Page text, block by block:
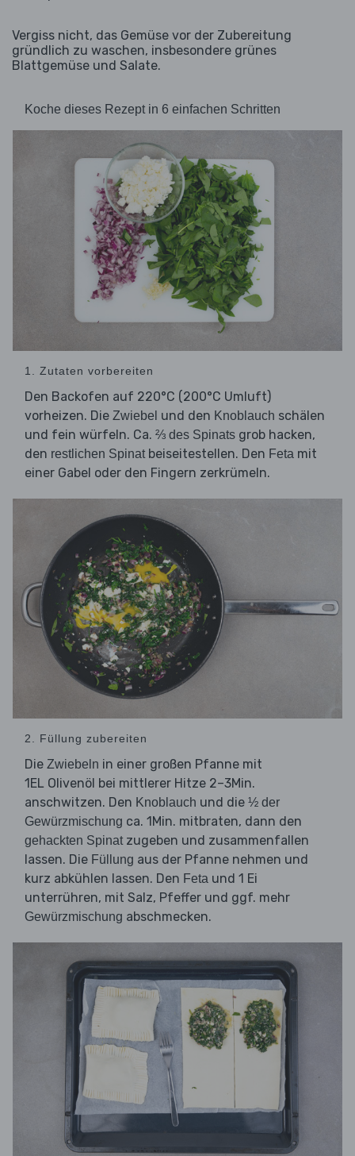
Vergiss nicht, das Gemüse vor der Zubereitung
gründlich zu waschen, insbesondere grünes
Blattgemüse und Salate.
Koche dieses Rezept in 6 einfachen Schritten
1. Zutaten vorbereiten
Den Backofen auf 220°C (200°C Umluft)
vorheizen. Die Zwiebel und den Knoblauch schälen
und fein würfeln. Ca. ⅔ des Spinats grob hacken,
den restlichen Spinat beiseitestellen. Den Feta mit
einer Gabel oder den Fingern zerkrümeln.
2. Füllung zubereiten
Die Zwiebeln in einer großen Pfanne mit
1EL Olivenöl bei mittlerer Hitze 2–3Min.
anschwitzen. Den Knoblauch und die ½ der
Gewürzmischung ca. 1Min. mitbraten, dann den
gehackten Spinatzugeben und zusammenfallen
lassen. Die Füllung aus der Pfanne nehmen und
kurz abkühlen lassen. Den Feta und 1 Ei
unterrühren, mit Salz, Pfeffer und ggf. mehr
Gewürzmischung abschmecken.